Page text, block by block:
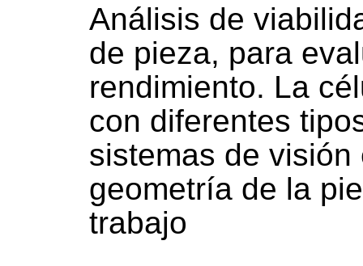
Análisis de
de pieza, para
rendimiento. La
con diferentes
sistemas de
geometría de la
trabajo